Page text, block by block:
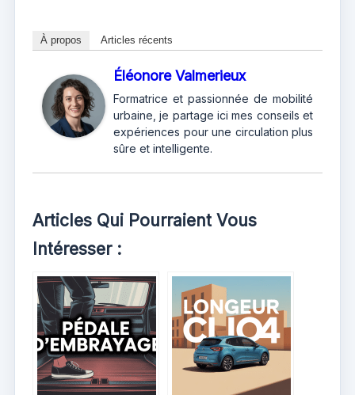
À propos Articles récents
Éléonore Valmerieux
Formatrice et passionnée de mobilité
urbaine, je partage ici mes conseils et
expériences pour une circulation plus
sûre et intelligente.
Articles Qui Pourraient Vous
Intéresser :